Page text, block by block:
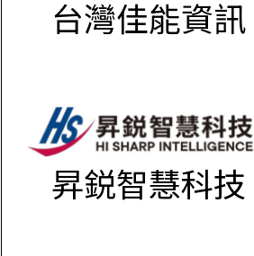
台灣佳能資訊
昇鋭智慧科技